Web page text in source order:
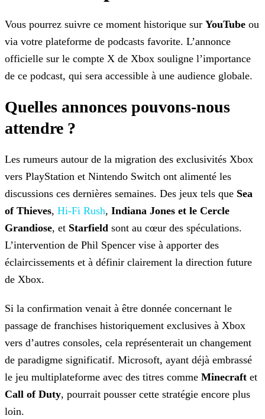
Vous pourrez suivre ce moment historique sur YouTube ou
via votre plateforme de podcasts favorite. L’annonce
officielle sur le compte X de Xbox souligne l’importance
de ce podcast, qui sera accessible à une audience globale.
Quelles annonces pouvons-nous
attendre ?
Les rumeurs autour de la migration des exclusivités Xbox
vers PlayStation et Nintendo Switch ont alimenté les
discussions ces dernières semaines. Des jeux tels que Sea
of Thieves, Hi-Fi Rush, Indiana Jones et le Cercle
Grandiose, et Starfield sont au cœur des spéculations.
L’intervention de Phil Spencer vise à apporter des
éclaircissements et à définir clairement la direction future
de Xbox.
Si la confirmation venait à être donnée concernant le
passage de franchises historiquement exclusives à Xbox
vers d’autres consoles, cela représenterait un changement
de paradigme significatif. Microsoft, ayant déjà embrassé
le jeu multiplateforme avec des titres comme Minecraft et
Call of Duty, pourrait pousser cette stratégie encore plus
loin.